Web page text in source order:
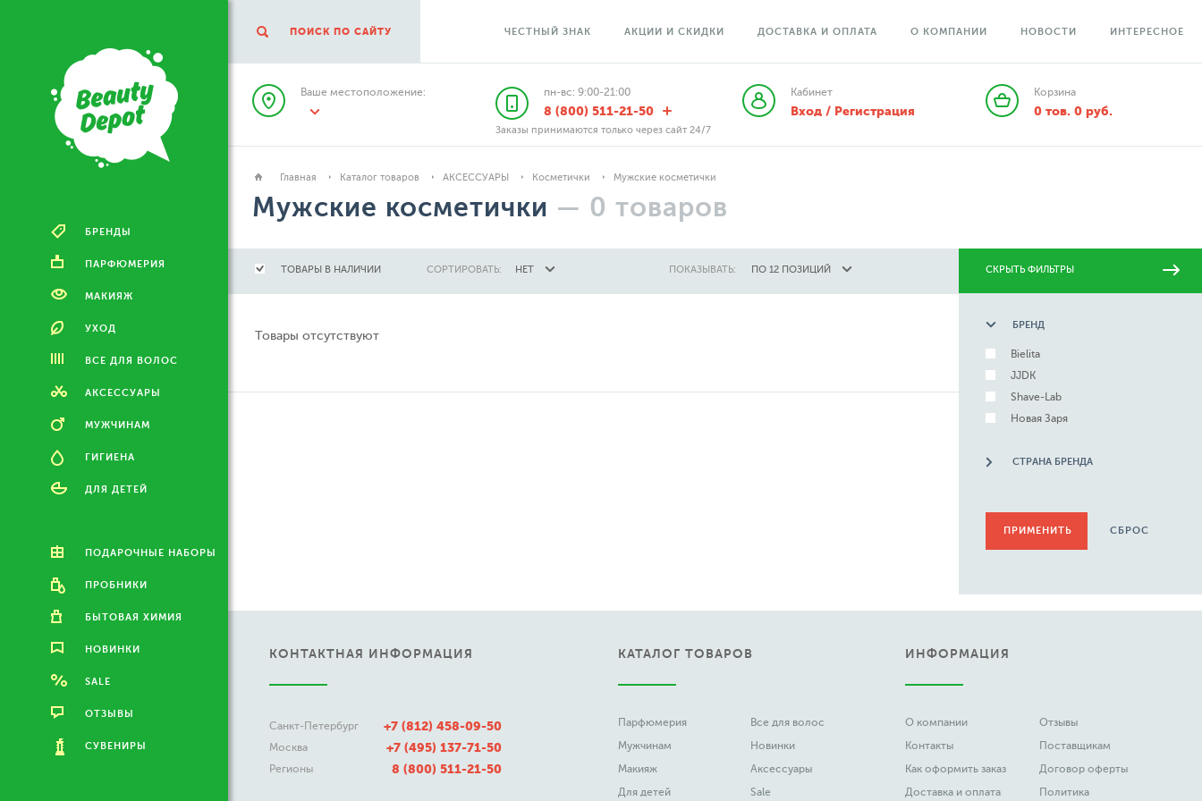
БРЕНДЫ
ПАРФЮМЕРИЯ
МАКИЯЖ
УХОД
ВСЕ ДЛЯ ВОЛОС
АКСЕССУАРЫ
МУЖЧИНАМ
ГИГИЕНА
ДЛЯ ДЕТЕЙ
ПОДАРОЧНЫЕ НАБОРЫ
ПРОБНИКИ
БЫТОВАЯ ХИМИЯ
НОВИНКИ
SALE
ОТЗЫВЫ
СУВЕНИРЫ
ПОИСК ПО САЙТУ ЧЕСТНЫЙ ЗНАК АКЦИИ И СКИДКИ ДОСТАВКА И ОПЛАТА О КОМПАНИИ НОВОСТИ ИНТЕРЕСНОЕ
Ваше местоположение: пн-вс: 9:00-21:00
8 (800) 511-21-50
Заказы принимаются только через сайт 24/7
Кабинет
Вход / Регистрация
Корзина
0 тов. 0руб.
Главная Каталог товаров АКСЕССУАРЫ Косметички Мужские косметички
Мужские косметички — 0 товаров
ТОВАРЫ В НАЛИЧИИ СОРТИРОВАТЬ: НЕТ ПОКАЗЫВАТЬ: ПО 12 ПОЗИЦИЙ СКРЫТЬ ФИЛЬТРЫ
Товары отсутствуют
БРЕНД
Bielita
JJDK
Shave-Lab
Новая Заря
СТРАНА БРЕНДА
СБРОС
КОНТАКТНАЯ ИНФОРМАЦИЯ
Санкт-Петербург +7 (812) 458-09-50
Москва +7 (495) 137-71-50
Регионы 8 (800) 511-21-50
КАТАЛОГ ТОВАРОВ
Парфюмерия
Мужчинам
Макияж
Для детей
Все для волос
Новинки
Аксессуары
Sale
ИНФОРМАЦИЯ
О компании
Контакты
Как оформить заказ
Доставка и оплата
Отзывы
Поставщикам
Договор оферты
Политика